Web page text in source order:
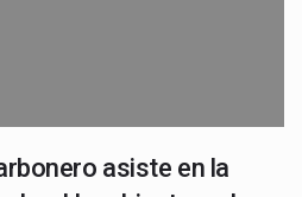
asiste en la